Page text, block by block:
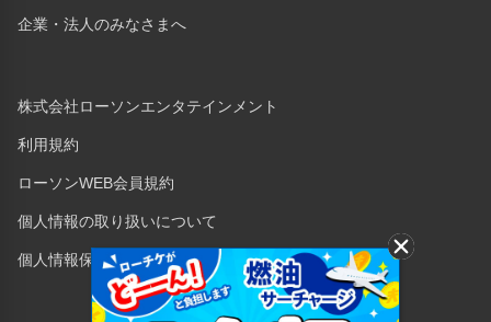
企業・法人のみなさまへ
株式会社ローソンエンタテインメント
利用規約
ローソンWEB会員規約
個人情報の取り扱いについて
個人情報保護方針